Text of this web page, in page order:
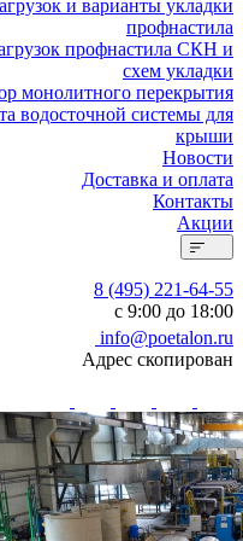
и варианты укладки
профнастила
профнастила СКН и
схем укладки
монолитного перекрытия
водосточной системы для
крыши
Новости
Доставка и оплата
Контакты
Акции
8 (495) 221-64-55
с 9:00 до 18:00
info@poetalon.ru
Адрес скопирован